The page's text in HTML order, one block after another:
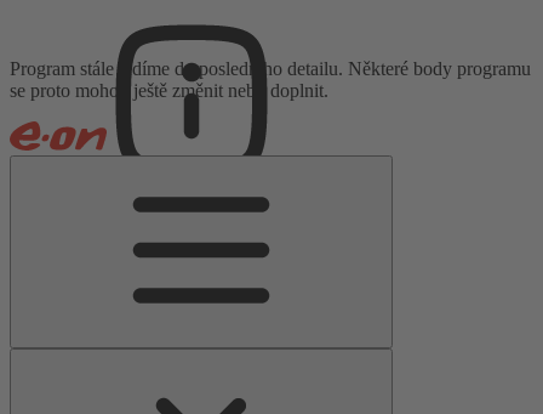
Program stále ladíme do posledního detailu. Některé body programu
se proto mohou ještě změnit nebo doplnit.